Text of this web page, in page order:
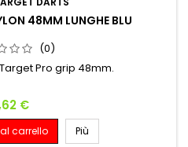
48MM LUNGHE BLU
(0)
Pro grip 48mm.
€
carrello Più